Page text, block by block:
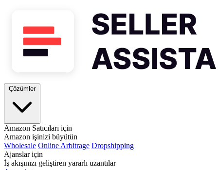
Çözümler
Amazon Satıcıları için
Amazon işinizi büyütün
Wholesale Online Arbitrage Dropshipping
Ajanslar için
İş akışınızı geliştiren yararlı uzantılar